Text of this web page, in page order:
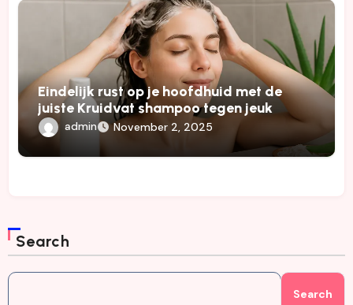
Eindelijk rust op je hoofdhuid met de
juiste Kruidvat shampoo tegen jeuk
admin November 2, 2025
Search
Search